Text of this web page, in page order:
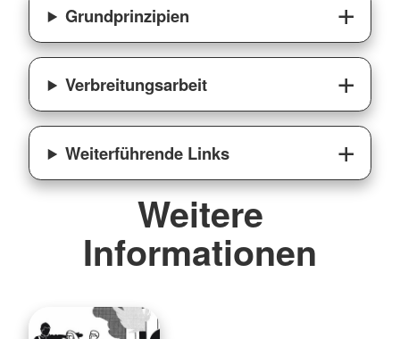
Grundprinzipien
Verbreitungsarbeit
Weiterführende Links
Weitere
Informationen